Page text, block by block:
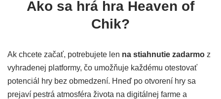
Ako sa hrá hra Heaven of
Chik?
Ak chcete začať, potrebujete len na stiahnutie zadarmo z
vyhradenej platformy, čo umožňuje každému otestovať
potenciál hry bez obmedzení. Hneď po otvorení hry sa
prejaví pestrá atmosféra života na digitálnej farme a